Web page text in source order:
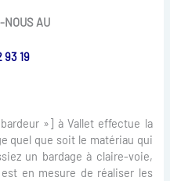
NOUS AU
93 19
»] à Vallet effectue la
quel que soit le matériau qui
un bardage à claire-voie,
en mesure de réaliser les